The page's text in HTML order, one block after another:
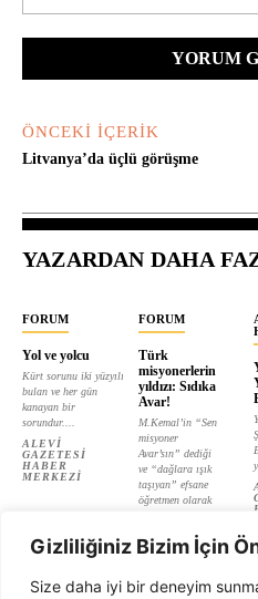
Gizliliğiniz Bizim İçin
Size daha iyi bir deneyim
ÖNCEKI İÇERIK
Litvanya’da üçlü görüşme
YAZARDAN DAHA
FORUM
Yol ve yolcu
Kürt sorunu iki yüzyılı
bulan ve her gün
kanayan bir
sorundur....
ALEVI
GAZETESI
HABER
MERKEZI
FORUM
Türk
misyonerlerin
yıldızı: Sıdıka
Avar!
M.Kemal’in “Sen
misyoner
Avar’sın” dediği
ve “dağlara ışık
taşıyan” efsane
öğretmen olarak
ALEVI
GAZETESI